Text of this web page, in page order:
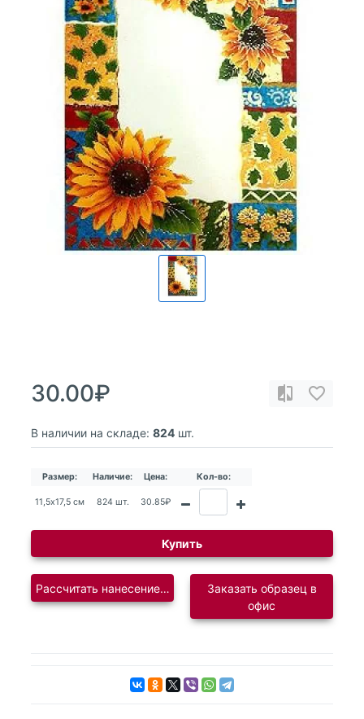
30.00₽
В наличии на складе: 824 шт.
Размер: Наличие: Цена: Кол-во:
11,5х17,5 см 824 шт. 30.85₽
Купить
Рассчитать нанесение логотипаЗаказать образец в
офис